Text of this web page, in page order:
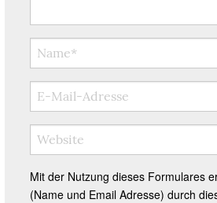
Mit der Nutzung dieses Formulares
(Name und Email Adresse) durch